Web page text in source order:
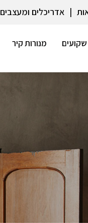
אדריכלים ומעצבים
שקועים מנורות קיר